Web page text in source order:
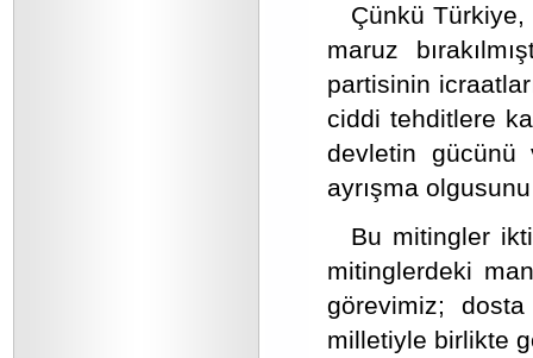
Çünkü Türkiye,
maruz
partisinin
ciddi tehditlere
devletin gücünü
ayrışma
Bu mitingler
mitinglerdeki
görevimiz;
milletiyle birlikte